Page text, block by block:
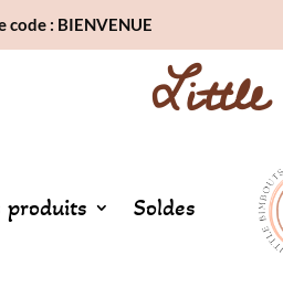
code : BIENVENUE
produits Soldes